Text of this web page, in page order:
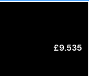
£9.535